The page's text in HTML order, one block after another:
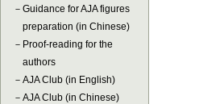
－ Guidance for AJA figures
preparation (in Chinese)
－ Proof-reading for the
authors
－ AJA Club (in English)
－ AJA Club (in Chinese)